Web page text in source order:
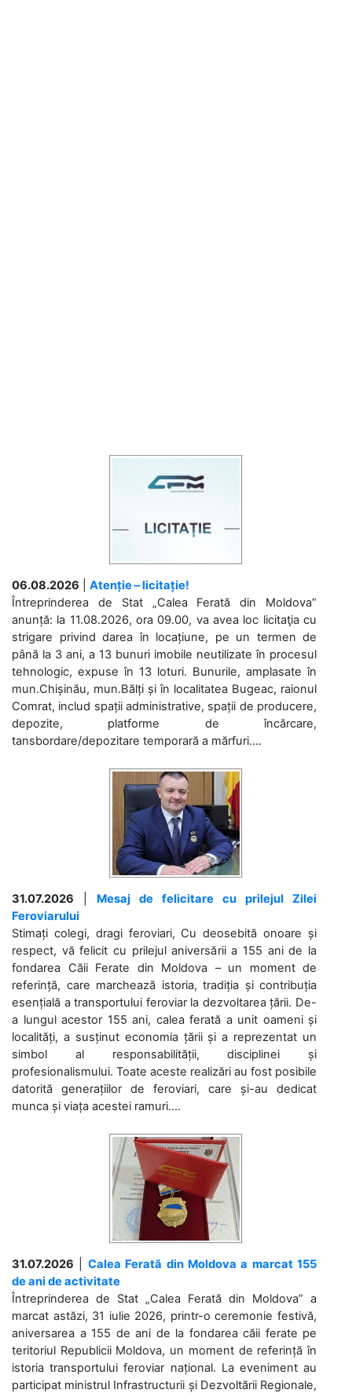
06.08.2026
Atenție – licitație!
Întreprinderea de Stat „Calea Ferată din Moldova”
anunță: la 11.08.2026, ora 09.00, va avea loc licitaţia cu
strigare privind darea în locațiune, pe un termen de
până la 3 ani, a 13 bunuri imobile neutilizate în procesul
tehnologic, expuse în 13 loturi. Bunurile, amplasate în
mun.Chișinău, mun.Bălți și în localitatea Bugeac, raionul
Comrat, includ spații administrative, spații de producere,
depozite, platforme de încărcare,
tansbordare/depozitare temporară a mărfuri....
31.07.2026
Mesaj de felicitare cu prilejul Zilei
Feroviarului
Stimați colegi, dragi feroviari, Cu deosebită onoare și
respect, vă felicit cu prilejul aniversării a 155 ani de la
fondarea Căii Ferate din Moldova – un moment de
referință, care marchează istoria, tradiția și contribuția
esențială a transportului feroviar la dezvoltarea țării. De-
a lungul acestor 155 ani, calea ferată a unit oameni și
localități, a susținut economia țării și a reprezentat un
simbol al responsabilității, disciplinei și
profesionalismului. Toate aceste realizări au fost posibile
datorită generațiilor de feroviari, care și-au dedicat
munca și viața acestei ramuri....
31.07.2026
Calea Ferată din Moldova a marcat 155
de ani de activitate
Întreprinderea de Stat „Calea Ferată din Moldova” a
marcat astăzi, 31 iulie 2026, printr-o ceremonie festivă,
aniversarea a 155 de ani de la fondarea căii ferate pe
teritoriul Republicii Moldova, un moment de referință în
istoria transportului feroviar național. La eveniment au
participat ministrul Infrastructurii și Dezvoltării Regionale,